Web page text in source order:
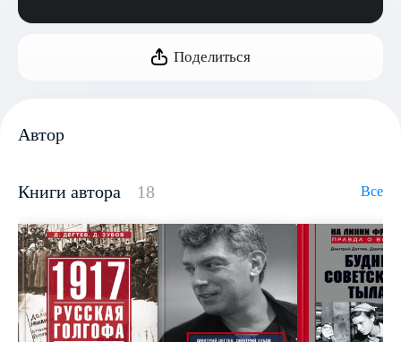
Поделиться
Автор
Книги автора 18 Все